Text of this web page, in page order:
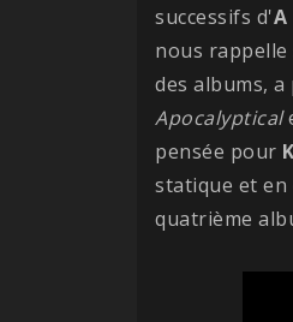
successifs d'A
nous rappelle
des albums,
Apocalyptical
pensée pour
statique et en
quatrième